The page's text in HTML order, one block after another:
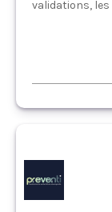
validations, les